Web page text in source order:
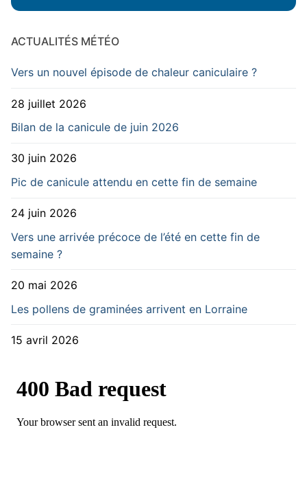
ACTUALITÉS MÉTÉO
Vers un nouvel épisode de chaleur caniculaire ?
28 juillet 2026
Bilan de la canicule de juin 2026
30 juin 2026
Pic de canicule attendu en cette fin de semaine
24 juin 2026
Vers une arrivée précoce de l’été en cette fin de
semaine ?
20 mai 2026
Les pollens de graminées arrivent en Lorraine
15 avril 2026